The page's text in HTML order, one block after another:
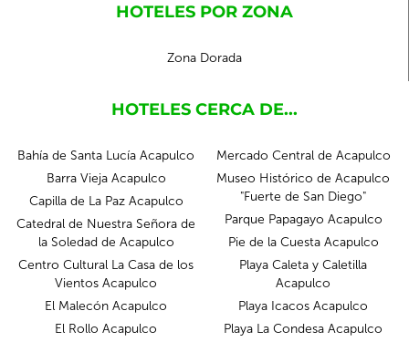
HOTELES POR ZONA
Zona Dorada
HOTELES CERCA DE...
Bahía de Santa Lucía Acapulco
Barra Vieja Acapulco
Capilla de La Paz Acapulco
Catedral de Nuestra Señora de
la Soledad de Acapulco
Centro Cultural La Casa de los
Vientos Acapulco
El Malecón Acapulco
El Rollo Acapulco
Mercado Central de Acapulco
Museo Histórico de Acapulco
"Fuerte de San Diego"
Parque Papagayo Acapulco
Pie de la Cuesta Acapulco
Playa Caleta y Caletilla
Acapulco
Playa Icacos Acapulco
Playa La Condesa Acapulco